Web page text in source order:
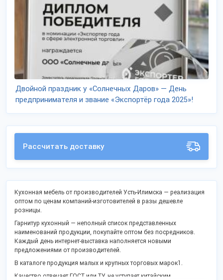
Двойной праздник у «Солнечных Даров» — День
предпринимателя и звание «Экспортёр года 2025»!
Рассчитать доставку
Кухонная мебель от производителей Усть-Илимска — реализация
оптом по ценам компаний-изготовителей в разы дешевле
розницы.
Гарнитур кухонный — неполный список представленных
наименований продукции, покупайте оптом без посредников.
Каждый день интернет-выставка наполняется новыми
предложениями от производителей.
В каталоге продукция малых и крупных торговых марок1.
Качество отвечает ГОСТ или ТУ, не уступает китайским